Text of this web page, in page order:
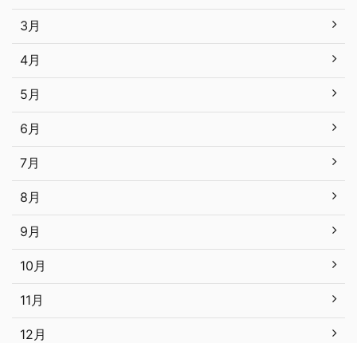
3月
4月
5月
6月
7月
8月
9月
10月
11月
12月